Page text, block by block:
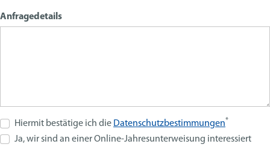
Anfragedetails
Hiermit bestätige ich die Datenschutzbestimmungen*
Ja, wir sind an einer Online-Jahresunterweisung interessiert